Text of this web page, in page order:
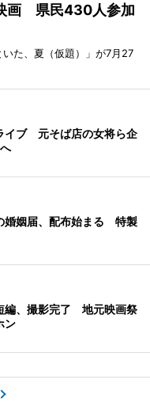
画 県民430人参加
た、夏（仮題）」が7月27
イブ 元そば店の女将ら企
婚姻届、配布始まる 特製
編、撮影完了 地元映画祭
ン